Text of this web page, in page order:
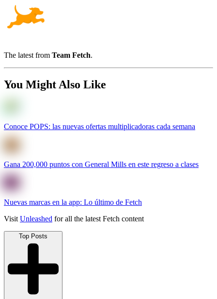
The latest from Team Fetch.
You Might Also Like
Conoce POPS: las nuevas ofertas multiplicadoras cada semana
Gana 200,000 puntos con General Mills en este regreso a clases
Nuevas marcas en la app: Lo último de Fetch
Visit Unleashed for all the latest Fetch content
Top Posts